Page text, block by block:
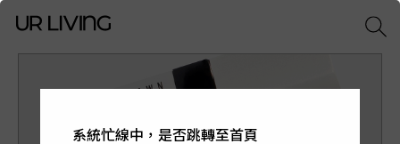
系統忙線中，是否跳轉至首頁
系統忙線中，是否跳轉至首頁
系統忙線中，是否跳轉至首頁
系統忙線中，是否跳轉至首頁
系統忙線中，是否跳轉至首頁